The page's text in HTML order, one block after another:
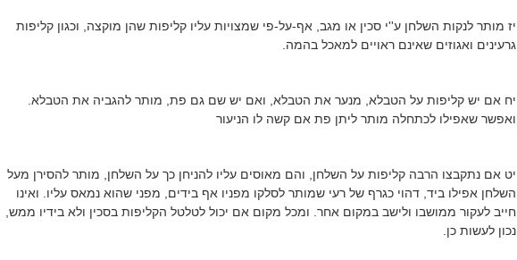
יז מותר לנקות השלחן ע''י סכין או מגב, אף-על-פי שמצויות עליו קליפות שהן מוקצה, וכגון קליפות
גרעינים ואגוזים שאינם ראויים למאכל בהמה.
יח אם יש קליפות על הטבלא, מנער את הטבלא, ואם יש שם גם פת, מותר להגביה את הטבלא.
ואפשר שאפילו לכתחלה מותר ליתן פת אם קשה לו הניעור
יט אם נתקבצו הרבה קליפות על השלחן, והם מאוסים עליו להניחן כך על השלחן, מותר להסירן מעל
השלחן אפילו ביד, דהוי כגרף של רעי שמותר לסלקו מפניו אף בידים, מפני שהוא נמאס עליו. ואינו
חייב לעקור ממושבו ולישב במקום אחר. ומכל מקום אם יכול לטלטל הקליפות בסכין ולא בידיו ממש,
נכון לעשות כן.